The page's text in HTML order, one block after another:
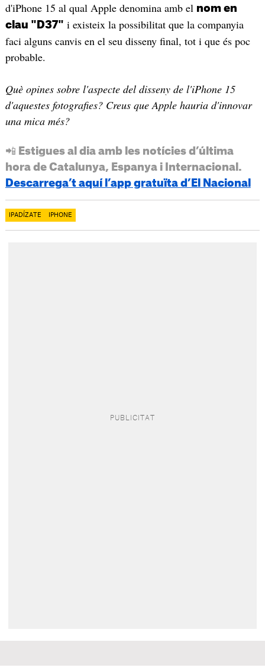
d'iPhone 15 al qual Apple denomina amb el nom en
clau "D37" i existeix la possibilitat que la companyia
faci alguns canvis en el seu disseny final, tot i que és poc
probable.
Què opines sobre l'aspecte del disseny de l'iPhone 15
d'aquestes fotografies? Creus que Apple hauria d'innovar
una mica més?
📲 Estigues al dia amb les notícies d’última
hora de Catalunya, Espanya i Internacional.
Descarrega’t aquí l’app gratuïta d’El Nacional
IPADÍZATE IPHONE